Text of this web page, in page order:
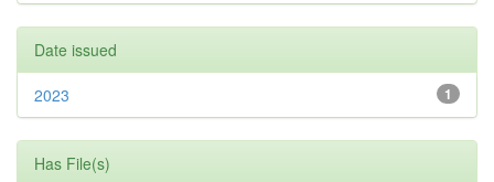
Date issued
1
2023
Has File(s)